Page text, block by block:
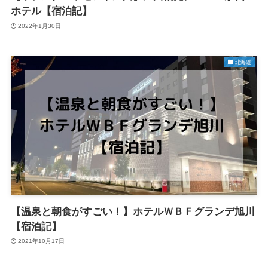
ホテル【宿泊記】
2022年1月30日
北海道
【温泉と朝食がすごい！】ホテルＷＢＦグランデ旭川
【宿泊記】
2021年10月17日